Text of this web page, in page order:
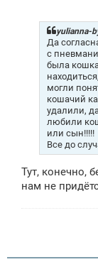
yulianna-
Да
с
была
могли
кошачий
удалили,
любили
или сын!!!!!
Все до
Тут, конечно,
нам не